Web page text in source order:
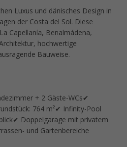
Luxus und dänisches Design in
der Costa del Sol. Diese
Capellanía, Benalmádena,
hochwertige
Bauweise.
+ 2 Gäste-WCs✔
764 m²✔ Infinity-Pool
Doppelgarage mit privatem
und Gartenbereiche